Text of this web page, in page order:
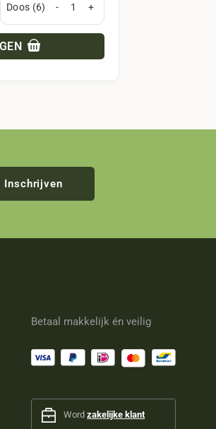
Doos (6) - +
Inschrijven
Betaal makkelijk én veilig
Wordzakelijke klant